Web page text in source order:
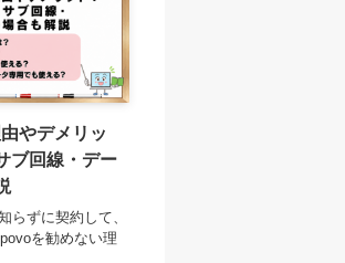
やデメリッ
ブ回線・デー
らずに契約して、
を勧めない理